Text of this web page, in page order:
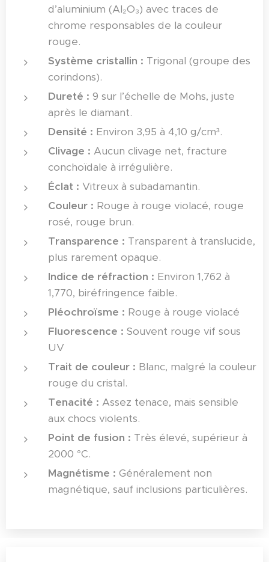
d’aluminium (Al₂O₃) avec traces de
chrome responsables de la couleur
rouge.
Système cristallin : Trigonal (groupe des
corindons).
Dureté : 9 sur l’échelle de Mohs, juste
après le diamant.
Densité : Environ 3,95 à 4,10 g/cm³.
Clivage : Aucun clivage net, fracture
conchoïdale à irrégulière.
Éclat : Vitreux à subadamantin.
Couleur : Rouge à rouge violacé, rouge
rosé, rouge brun.
Transparence : Transparent à translucide,
plus rarement opaque.
Indice de réfraction : Environ 1,762 à
1,770, biréfringence faible.
Pléochroïsme : Rouge à rouge violacé
Fluorescence : Souvent rouge vif sous
UV
Trait de couleur : Blanc, malgré la couleur
rouge du cristal.
Tenacité : Assez tenace, mais sensible
aux chocs violents.
Point de fusion : Très élevé, supérieur à
2000 °C.
Magnétisme : Généralement non
magnétique, sauf inclusions particulières.